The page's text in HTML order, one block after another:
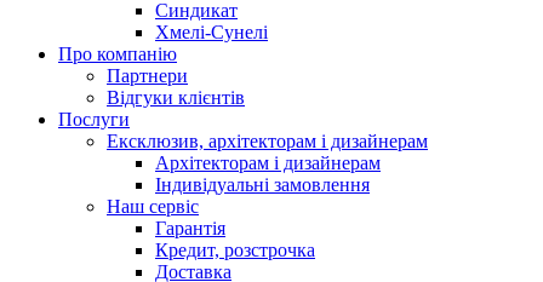
Синдикат
Хмелі-Сунелі
Про компанію
Партнери
Відгуки клієнтів
Послуги
Ексклюзив, архітекторам і дизайнерам
Архітекторам і дизайнерам
Індивідуальні замовлення
Наш сервіс
Гарантія
Кредит, розстрочка
Доставка